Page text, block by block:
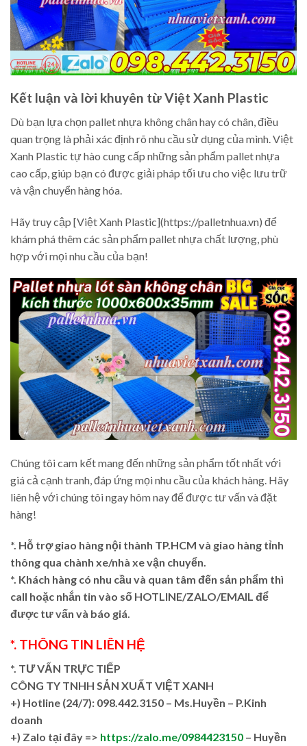
Kết luận và lời khuyên từ Việt Xanh Plastic
Dù bạn lựa chọn pallet nhựa không chân hay có chân, điều
quan trọng là phải xác định rõ nhu cầu sử dụng của mình. Việt
Xanh Plastic tự hào cung cấp những sản phẩm pallet nhựa
cao cấp, giúp bạn có được giải pháp tối ưu cho việc lưu trữ
và vận chuyển hàng hóa.
Hãy truy cập [Việt Xanh Plastic](https://palletnhua.vn) để
khám phá thêm các sản phẩm pallet nhựa chất lượng, phù
hợp với mọi nhu cầu của bạn!
Chúng tôi cam kết mang đến những sản phẩm tốt nhất với
giá cả cạnh tranh, đáp ứng mọi nhu cầu của khách hàng. Hãy
liên hệ với chúng tôi ngay hôm nay để được tư vấn và đặt
hàng!
*. Hỗ trợ giao hàng nội thành TP.HCM và giao hàng tỉnh
thông qua chành xe/nhà xe vận chuyển.
*. Khách hàng có nhu cầu và quan tâm đến sản phẩm thì
call hoặc nhắn tin vào số HOTLINE/ZALO/EMAIL để
được tư vấn và báo giá.
*. THÔNG TIN LIÊN HỆ
*. TƯ VẤN TRỰC TIẾP
CÔNG TY TNHH SẢN XUẤT VIỆT XANH
+) Hotline (24/7): 098.442.3150 – Ms.Huyền – P.Kinh
doanh
+) Zalo tại đây => https://zalo.me/0984423150 – Huyền